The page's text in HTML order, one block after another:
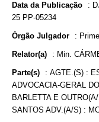
Data da Publicação :
25 PP-05234
Órgão Julgador :
Relator(a) : Min.
Parte(s) : AGTE.(S) :
ADVOCACIA-GERAL
BARLETTA E
SANTOS ADV.(A/S) :